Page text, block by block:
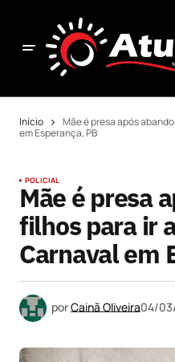
Início
Mãe é presa após
em Esperança, PB
POLICIAL
Mãe é presa
filhos para ir
Carnaval em
porCainã Oliveira04/